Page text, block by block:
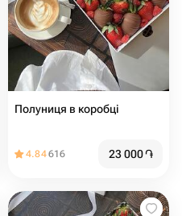
Полуниця в коробці
4.84616 23 000֏